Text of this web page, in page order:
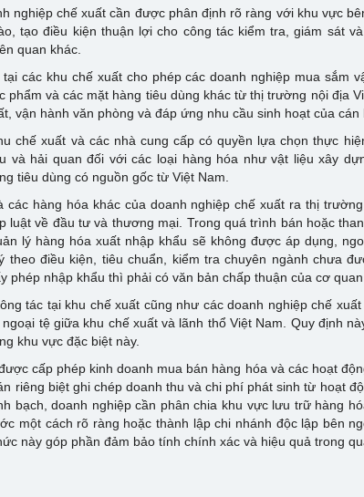
nghiệp chế xuất cần được phân định rõ ràng với khu vực
tạo điều kiện thuận lợi cho công tác kiểm tra, giám sát
quan khác.
các khu chế xuất cho phép các doanh nghiệp mua sắm
phẩm và các mặt hàng tiêu dùng khác từ thị trường nội địa
vận hành văn phòng và đáp ứng nhu cầu sinh hoạt của cán
chế xuất và các nhà cung cấp có quyền lựa chọn thực
và hải quan đối với các loại hàng hóa như vật liệu xây
tiêu dùng có nguồn gốc từ Việt Nam.
các hàng hóa khác của doanh nghiệp chế xuất ra thị
luật về đầu tư và thương mại. Trong quá trình bán hoặc
lý hàng hóa xuất nhập khẩu sẽ không được áp dụng,
theo điều kiện, tiêu chuẩn, kiểm tra chuyên ngành chưa
phép nhập khẩu thì phải có văn bản chấp thuận của cơ quan
tác tại khu chế xuất cũng như các doanh nghiệp chế
tệ giữa khu chế xuất và lãnh thổ Việt Nam. Quy định
khu vực đặc biệt này.
cấp phép kinh doanh mua bán hàng hóa và các hoạt
riêng biệt ghi chép doanh thu và chi phí phát sinh từ hoạt
bạch, doanh nghiệp cần phân chia khu vực lưu trữ hàng
một cách rõ ràng hoặc thành lập chi nhánh độc lập bên
này góp phần đảm bảo tính chính xác và hiệu quả trong